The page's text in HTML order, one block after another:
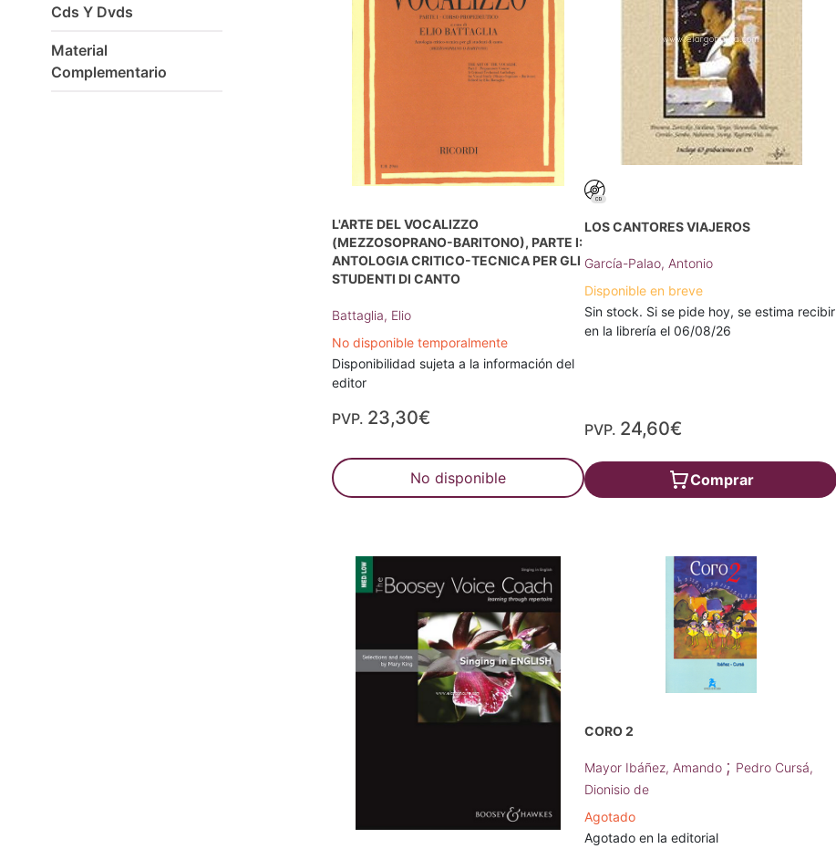
Cds Y Dvds
Material
Complementario
L'ARTE DEL VOCALIZZO
(MEZZOSOPRANO-BARITONO), PARTE I:
ANTOLOGIA CRITICO-TECNICA PER GLI
STUDENTI DI CANTO
Battaglia, Elio
No disponible temporalmente
Disponibilidad sujeta a la información del
editor
PVP. 23,30€
No disponible
LOS CANTORES VIAJEROS
García-Palao, Antonio
Disponible en breve
Sin stock. Si se pide hoy, se estima recibir
en la librería el 06/08/26
PVP. 24,60€
Comprar
CORO 2
Mayor Ibáñez, Amando ; Pedro Cursá,
Dionisio de
Agotado
Agotado en la editorial